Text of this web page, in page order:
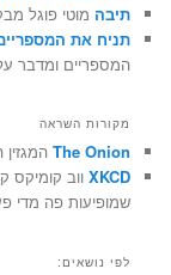
תיבה מוטי פוגל
תניח את
המספריים ומדבר
מקורות השראה
The Onion
XKCD ווב קומיקס
שמופיעות פה מדי
לפי נושאים: